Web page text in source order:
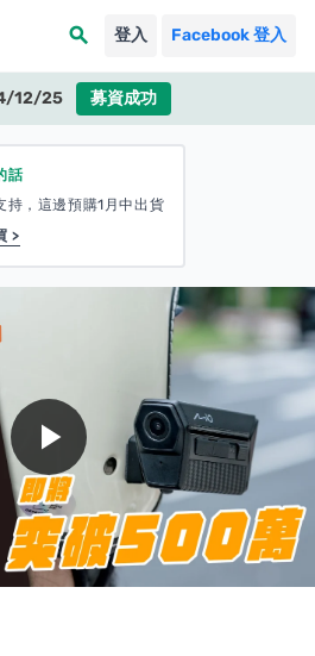
search 登入 Facebook 登入
12/25 募資成功
話
持，這邊預購1月中出貨
>
play_arrow